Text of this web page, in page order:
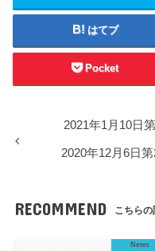
はてブ
Pocket
2021年1月10日
2020年12月6日
RECOMMEND こちらの
News